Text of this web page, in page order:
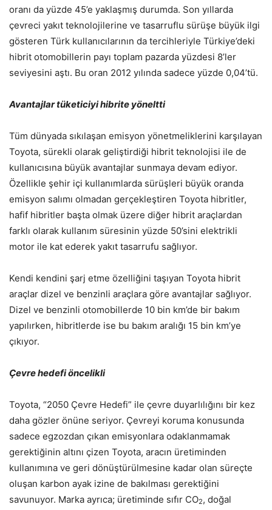
oranı da yüzde 45’e yaklaşmış durumda. Son yıllarda
çevreci yakıt teknolojilerine ve tasarruflu sürüşe büyük ilgi
gösteren Türk kullanıcılarının da tercihleriyle Türkiye’deki
hibrit otomobillerin payı toplam pazarda yüzdesi 8’ler
seviyesini aştı. Bu oran 2012 yılında sadece yüzde 0,04’tü.
Avantajlar tüketiciyi hibrite yöneltti
Tüm dünyada sıkılaşan emisyon yönetmeliklerini karşılayan
Toyota, sürekli olarak geliştirdiği hibrit teknolojisi ile de
kullanıcısına büyük avantajlar sunmaya devam ediyor.
Özellikle şehir içi kullanımlarda sürüşleri büyük oranda
emisyon salımı olmadan gerçekleştiren Toyota hibritler,
hafif hibritler başta olmak üzere diğer hibrit araçlardan
farklı olarak kullanım süresinin yüzde 50’sini elektrikli
motor ile kat ederek yakıt tasarrufu sağlıyor.
Kendi kendini şarj etme özelliğini taşıyan Toyota hibrit
araçlar dizel ve benzinli araçlara göre avantajlar sağlıyor.
Dizel ve benzinli otomobillerde 10 bin km’de bir bakım
yapılırken, hibritlerde ise bu bakım aralığı 15 bin km’ye
çıkıyor.
Çevre hedefi öncelikli
Toyota, “2050 Çevre Hedefi” ile çevre duyarlılığını bir kez
daha gözler önüne seriyor. Çevreyi koruma konusunda
sadece egzozdan çıkan emisyonlara odaklanmamak
gerektiğinin altını çizen Toyota, aracın üretiminden
kullanımına ve geri dönüştürülmesine kadar olan süreçte
oluşan karbon ayak izine de bakılması gerektiğini
savunuyor. Marka ayrıca; üretiminde sıfır CO2, doğal